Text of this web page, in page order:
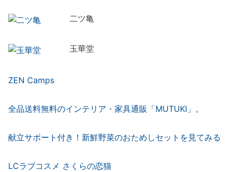
二ツ亀
玉華堂
ZEN Camps
全品送料無料のインテリア・家具通販「MUTUKI」。
献立サポート付き！新鮮野菜のおためしセットを見てみる
LCラブコスメ さくらの恋猫